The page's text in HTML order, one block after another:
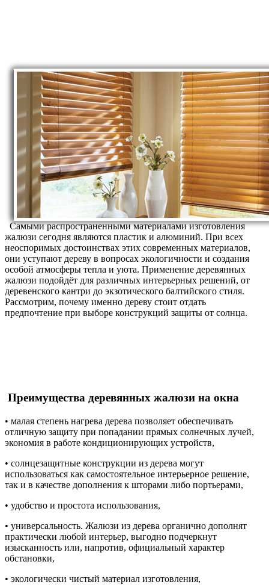
Самыми распространенными материалами изготовления
жалюзи сегодня являются пластик и алюминий. При всех
неоспоримых достоинствах этих современных материалов,
они уступают дереву в вопросах экологичности и создания
особой атмосферы тепла и уюта. Применение деревянных
жалюзи подойдёт для различных интерьерных решений, от
деревенского кантри до экзотического балтийского стиля.
Рассмотрим, почему именно дереву стоит отдать
предпочтение при выборе конструкций защиты от солнца.
Преимущества деревянных жалюзи на окна
• малая степень нагрева дерева позволяет обеспечивать
отличную защиту при попадании прямых солнечных лучей,
экономия в работе кондиционирующих устройств,
• солнцезащитные конструкции из дерева могут
использоваться как самостоятельное интерьерное решение,
так и в качестве дополнения к шторами либо портьерами,
• удобство и простота использования,
• универсальность. Жалюзи из дерева органично дополнят
практически любой интерьер, выгодно подчеркнут
изысканность или, напротив, официальный характер
обстановки,
• экологически чистый материал изготовления,